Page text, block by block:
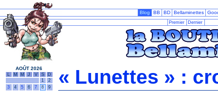
Blog BB BD Bellaminettes
Premier Dernier
AOÛT 2026
L M M J V S
D
1
2
3
4 5 6 7 8
9
« Lunettes » :